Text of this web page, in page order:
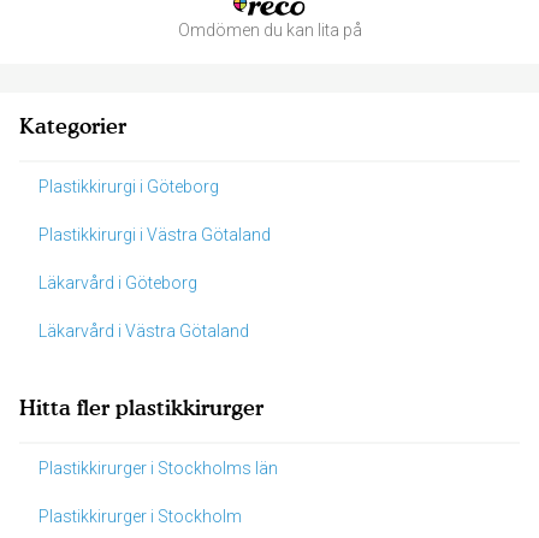
Omdömen du kan lita på
Kategorier
Plastikkirurgi i Göteborg
Plastikkirurgi i Västra Götaland
Läkarvård i Göteborg
Läkarvård i Västra Götaland
Hitta fler plastikkirurger
Plastikkirurger i Stockholms län
Plastikkirurger i Stockholm